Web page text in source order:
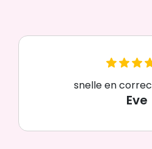
snelle en
Eve